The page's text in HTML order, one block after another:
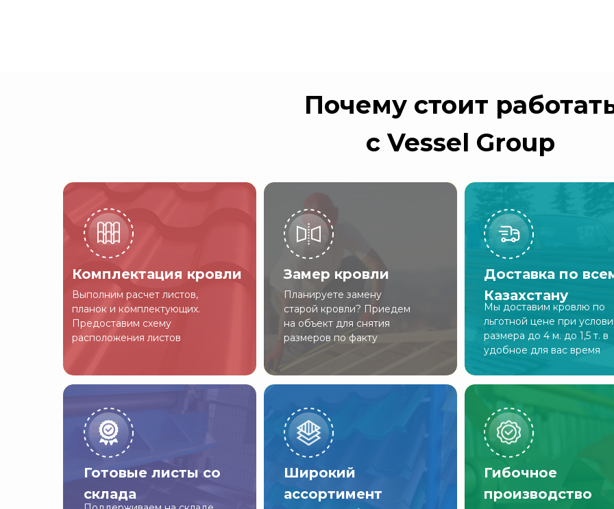
Комплектация кровли
Выполним расчет листов,
планок и комплектующих.
Предоставим схему
расположения листов
Замер кровли
Планируете замену
старой кровли? Приедем
на объект для снятия
размеров по факту
Готовые листы со
склада
Доставка по
Казахстану
Широкий
ассортимент
Мы доставим кровлю по
льготной цене при
размера до 4 м. до 1,5 т. в
удобное для вас время
Гибочное
производство
Почему стоит
с Vessel Group